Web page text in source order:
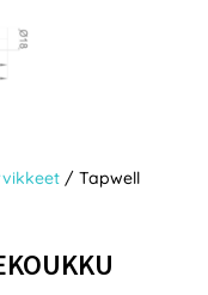
/ Tapwell